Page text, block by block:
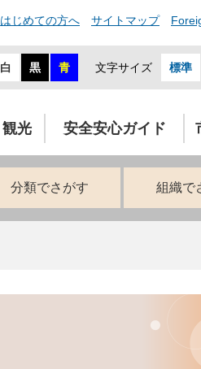
はじめての方へ サイトマップ
白 黒 青 文字サイズ 標準
光 安全安心ガイド
分類でさがす 組織で